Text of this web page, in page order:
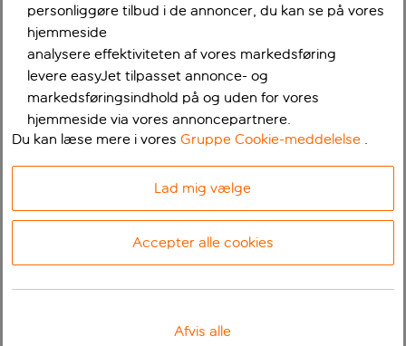
personliggøre tilbud i de annoncer, du kan se på vores
hjemmeside
analysere effektiviteten af vores markedsføring
levere easyJet tilpasset annonce- og
markedsføringsindhold på og uden for vores
hjemmeside via vores annoncepartnere.
Du kan læse mere i voresGruppe Cookie-meddelelse .
Lad mig vælge
Accepter alle cookies
Afvis alle